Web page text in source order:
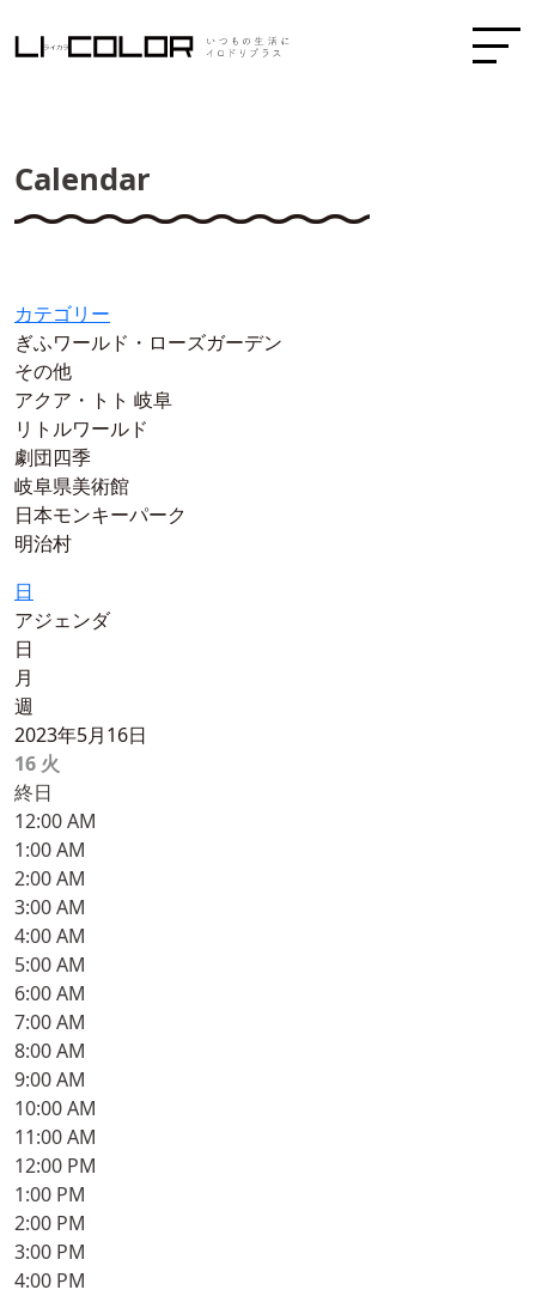
Calendar
カテゴリー
ぎふワールド・ローズガーデン
その他
アクア・トト 岐阜
リトルワールド
劇団四季
岐阜県美術館
日本モンキーパーク
明治村
日
アジェンダ
日
月
週
2023年5月16日
16 火
終日
12:00 AM
1:00 AM
2:00 AM
3:00 AM
4:00 AM
5:00 AM
6:00 AM
7:00 AM
8:00 AM
9:00 AM
10:00 AM
11:00 AM
12:00 PM
1:00 PM
2:00 PM
3:00 PM
4:00 PM